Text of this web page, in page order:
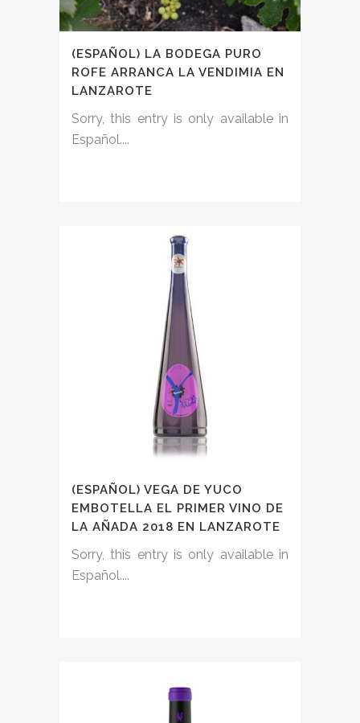
(ESPAÑOL) LA BODEGA PURO
ROFE ARRANCA LA VENDIMIA EN
LANZAROTE
Sorry, this entry is only available in
Español....
(ESPAÑOL) VEGA DE YUCO
EMBOTELLA EL PRIMER VINO DE
LA AÑADA 2018 EN LANZAROTE
Sorry, this entry is only available in
Español....